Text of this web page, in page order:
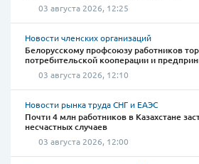
03 августа 2026, 12:25
Новости членских организаций
Белорусскому профсоюзу работников
потребительской кооперации и
03 августа 2026, 12:10
Новости рынка труда СНГ и ЕАЭС
Почти 4 млн работников в Казахстане
несчастных случаев
03 августа 2026, 12:00